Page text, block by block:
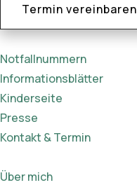
Termin vereinbaren
Notfallnummern
Informationsblätter
Kinderseite
Presse
Kontakt & Termin
Über mich